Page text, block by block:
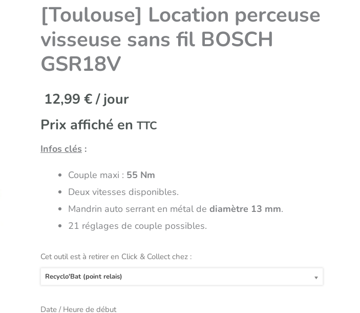
[Toulouse] Location perceuse
visseuse sans fil BOSCH
GSR18V
12,99 €/ jour
Prix affiché en TTC
Infos clés :
Couple maxi : 55 Nm
Deux vitesses disponibles.
Mandrin auto serrant en métal de diamètre 13 mm.
21 réglages de couple possibles.
Cet outil est à retirer en Click & Collect chez :
Recyclo'Bat (point relais)
Date / Heure de début